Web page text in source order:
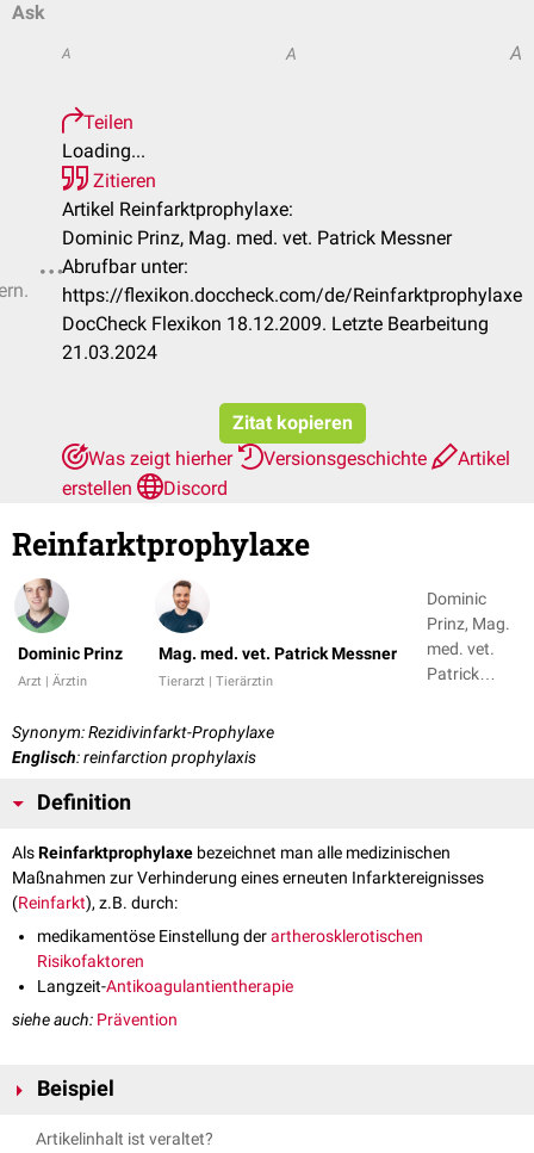
Ask
A A A
Teilen
Loading...
Zitieren
Artikel Reinfarktprophylaxe:
Dominic Prinz, Mag. med. vet. Patrick Messner
Abrufbar unter:
https://flexikon.doccheck.com/de/Reinfarktprophylaxe
DocCheck Flexikon 18.12.2009. Letzte Bearbeitung
21.03.2024
Zitat kopieren
Was zeigt hierher
Versionsgeschichte
Artikel
erstellen
Discord
Reinfarktprophylaxe
Dominic Prinz
Arzt | Ärztin
Mag. med. vet. Patrick Messner
Tierarzt | Tierärztin
Dominic
Prinz, Mag.
med. vet.
Patrick
Synonym: Rezidivinfarkt-Prophylaxe
Englisch: reinfarction prophylaxis
Definition
AlsReinfarktprophylaxe bezeichnet man alle medizinischen
Maßnahmen zur Verhinderung eines erneuten Infarktereignisses
(Reinfarkt), z.B. durch:
medikamentöse Einstellung derartherosklerotischen
Risikofaktoren
Langzeit-Antikoagulantientherapie
siehe auch: Prävention
Beispiel
Reinfarktprophylaxe des Myokardinfarktes
Artikelinhalt ist veraltet?